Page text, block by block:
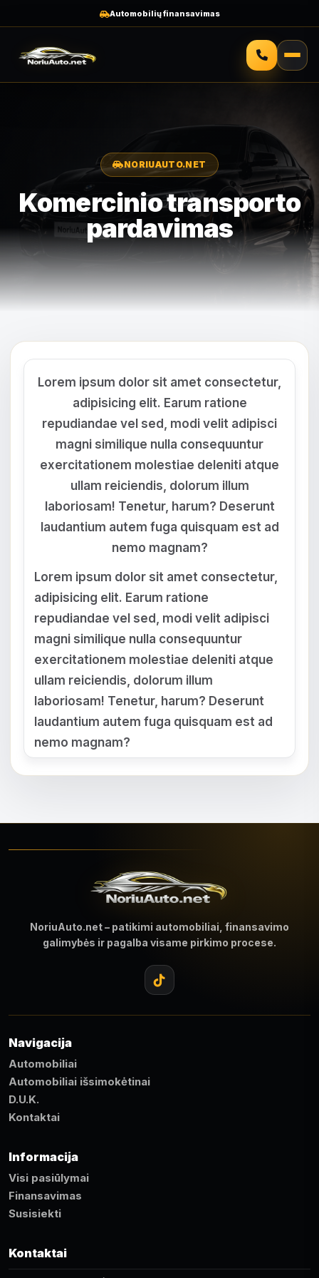
Automobilių finansavimas
NORIUAUTO.NET
Komercinio transporto
pardavimas
Lorem ipsum dolor sit amet consectetur,
adipisicing elit. Earum ratione
repudiandae vel sed, modi velit adipisci
magni similique nulla consequuntur
exercitationem molestiae deleniti atque
ullam reiciendis, dolorum illum
laboriosam! Tenetur, harum? Deserunt
laudantium autem fuga quisquam est ad
nemo magnam?
Lorem ipsum dolor sit amet consectetur,
adipisicing elit. Earum ratione
repudiandae vel sed, modi velit adipisci
magni similique nulla consequuntur
exercitationem molestiae deleniti atque
ullam reiciendis, dolorum illum
laboriosam! Tenetur, harum? Deserunt
laudantium autem fuga quisquam est ad
nemo magnam?
NoriuAuto.net – patikimi automobiliai, finansavimo
galimybės ir pagalba visame pirkimo procese.
Navigacija
Automobiliai
Automobiliai išsimokėtinai
D.U.K.
Kontaktai
Informacija
Visi pasiūlymai
Finansavimas
Susisiekti
Kontaktai